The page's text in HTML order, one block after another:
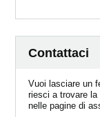
Contattaci
Vuoi lasciare un
riesci a trovare
nelle pagine di